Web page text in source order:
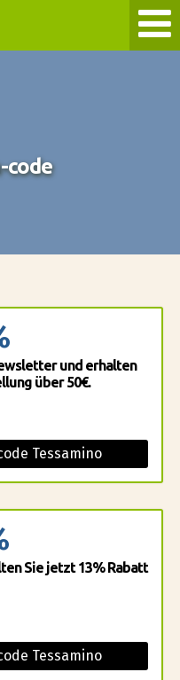
code
und erhalten
über 50€.
Tessamino
Sie jetzt 13% Rabatt
Tessamino